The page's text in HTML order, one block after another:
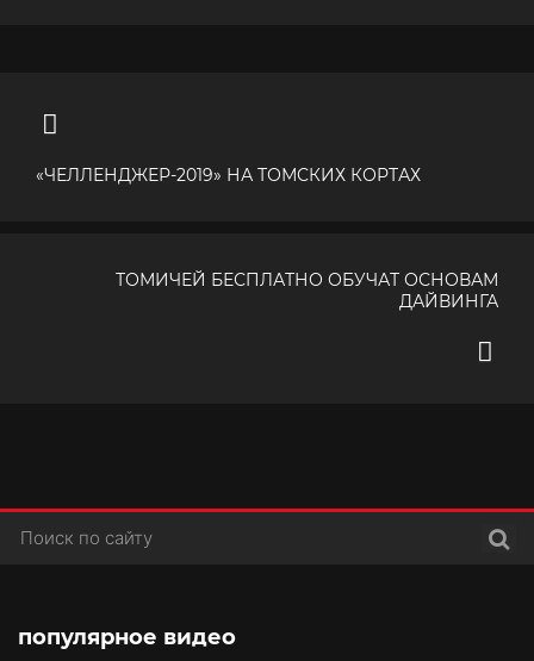
«ЧЕЛЛЕНДЖЕР-2019» НА ТОМСКИХ КОРТАХ
ТОМИЧЕЙ БЕСПЛАТНО ОБУЧАТ ОСНОВАМ
ДАЙВИНГА
популярное видео